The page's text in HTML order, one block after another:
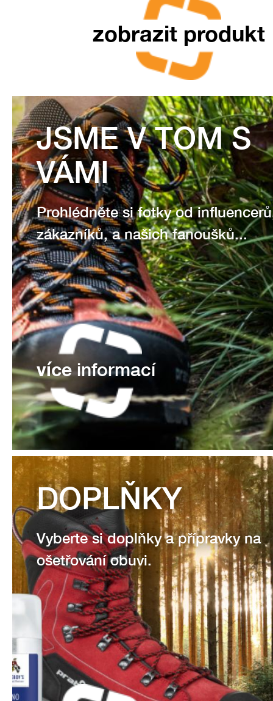
zobrazit produkt
JSME V TOM S
VÁMI
Prohlédněte si fotky od
zákazníků, a našich fanoušků...
víceinformací
DOPLŇKY
Vyberte si doplňky a přípravky na
ošetřování obuvi.